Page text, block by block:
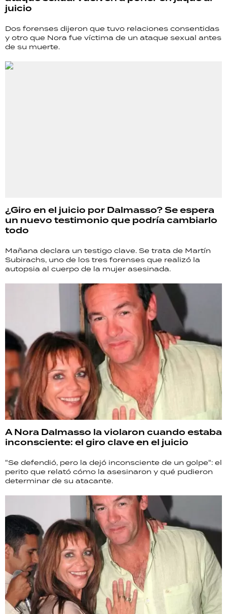
juicio
Dos forenses dijeron que tuvo relaciones consentidas
y otro que Nora fue víctima de un ataque sexual antes
de su muerte.
¿Giro en el juicio por Dalmasso? Se espera
un nuevo testimonio que podría cambiarlo
todo
Mañana declara un testigo clave. Se trata de Martín
Subirachs, uno de los tres forenses que realizó la
autopsia al cuerpo de la mujer asesinada.
A Nora Dalmasso la violaron cuando estaba
inconsciente: el giro clave en el juicio
"Se defendió, pero la dejó inconsciente de un golpe": el
perito que relató cómo la asesinaron y qué pudieron
determinar de su atacante.